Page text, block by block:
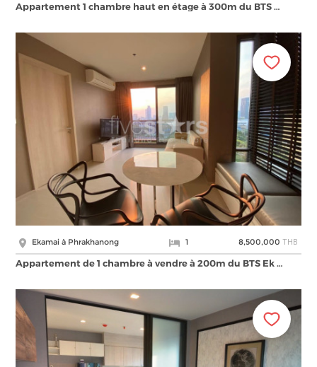
Appartement 1 chambre haut en étage à 300m du BTS …
Ekamai à Phrakhanong 1 8,500,000 THB
Appartement de 1 chambre à vendre à 200m du BTS Ek …